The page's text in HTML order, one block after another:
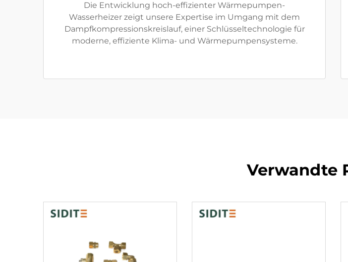
Die Entwicklung hoch-effizienter Wärmepumpen-
Wasserheizer zeigt unsere Expertise im Umgang mit dem
Dampfkompressionskreislauf, einer Schlüsseltechnologie für
moderne, effiziente Klima- und Wärmepumpensysteme.
Verwandte